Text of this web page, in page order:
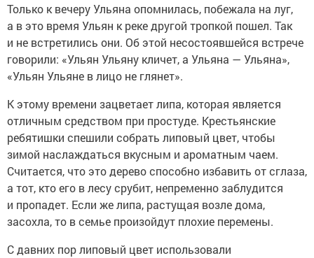
Только к вечеру Ульяна опомнилась, побежала на луг,
а в это время Ульян к реке другой тропкой пошел. Так
и не встретились они. Об этой несостоявшейся встрече
говорили: «Ульян Ульяну кличет, а Ульяна — Ульяна»,
«Ульян Ульяне в лицо не глянет».
К этому времени зацветает липа, которая является
отличным средством при простуде. Крестьянские
ребятишки спешили собрать липовый цвет, чтобы
зимой наслаждаться вкусным и ароматным чаем.
Считается, что это дерево способно избавить от сглаза,
а тот, кто его в лесу срубит, непременно заблудится
и пропадет. Если же липа, растущая возле дома,
засохла, то в семье произойдут плохие перемены.
С давних пор липовый цвет использовали